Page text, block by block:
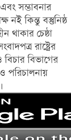
সম্ভাবনার
কিন্তু বস্তুনিষ্ঠ
থাকার চেষ্ঠা
রাষ্ট্রের
বিভাগের
পরিচালনায়